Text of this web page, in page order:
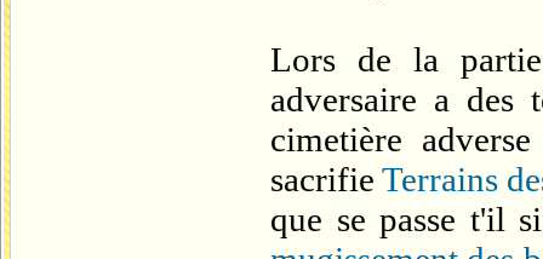
Lors de la
adversaire a des
cimetière
sacrifie Terrains
que se passe t'il